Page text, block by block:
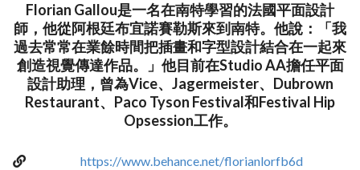
Florian Gallou是一名在南特學習的法國平面設計
師，他從阿根廷布宜諾賽勒斯來到南特。他說：「我
過去常常在業餘時間把插畫和字型設計結合在一起來
創造視覺傳達作品。」他目前在Studio AA擔任平面
設計助理，曾為Vice、Jagermeister、Dubrown
Restaurant、Paco Tyson Festival和Festival Hip
Opsession工作。
https://www.behance.net/florianlorfb6d